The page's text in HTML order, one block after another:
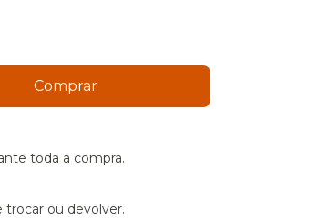
toda a compra.
trocar ou devolver.